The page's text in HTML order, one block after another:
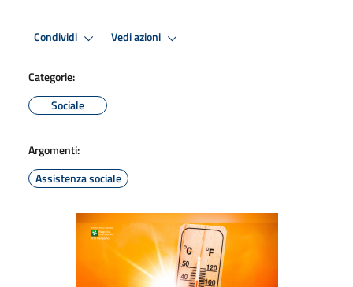
Condividi Vedi azioni
Categorie:
Sociale
Argomenti:
Assistenza sociale